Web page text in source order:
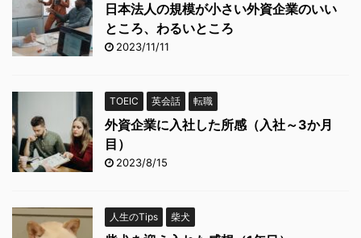
日本法人の規模が小さい外資企業のいい
ところ、わるいところ
2023/11/11
TOEIC 英会話 転職
外資企業に入社した所感（入社～3か月
目）
2023/8/15
人生のTips 柴犬